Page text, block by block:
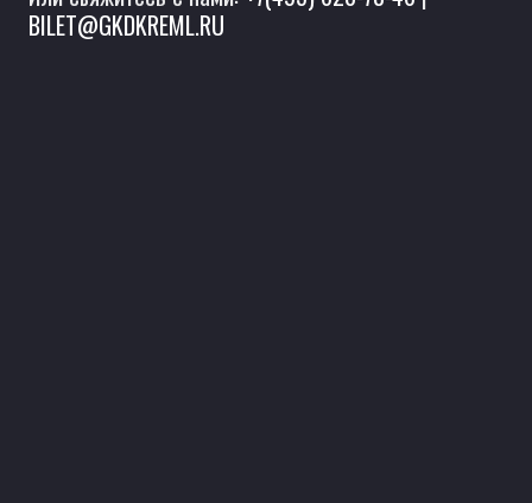
BILET@GKDKREML.RU